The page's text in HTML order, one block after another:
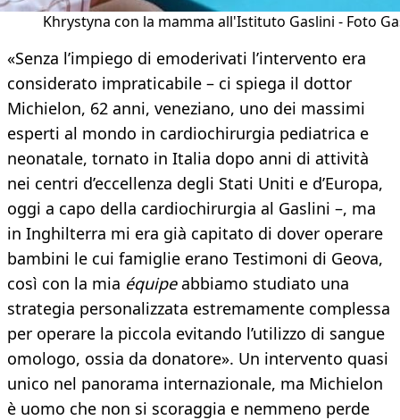
Khrystyna con la mamma all'Istituto Gaslini - Foto
«Senza l’impiego di emoderivati l’intervento era
considerato impraticabile – ci spiega il dottor
Michielon, 62 anni, veneziano, uno dei massimi
esperti al mondo in cardiochirurgia pediatrica e
neonatale, tornato in Italia dopo anni di attività
nei centri d’eccellenza degli Stati Uniti e d’Europa,
oggi a capo della cardiochirurgia al Gaslini –, ma
in Inghilterra mi era già capitato di dover operare
bambini le cui famiglie erano Testimoni di Geova,
così con la mia équipeabbiamo studiato una
strategia personalizzata estremamente complessa
per operare la piccola evitando l’utilizzo di sangue
omologo, ossia da donatore». Un intervento quasi
unico nel panorama internazionale, ma Michielon
è uomo che non si scoraggia e nemmeno perde